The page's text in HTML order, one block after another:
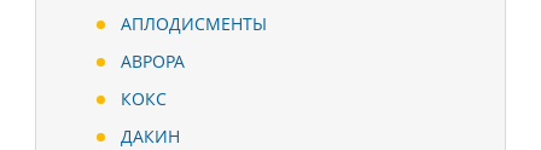
АПЛОДИСМЕНТЫ
АВРОРА
КОКС
ДАКИН